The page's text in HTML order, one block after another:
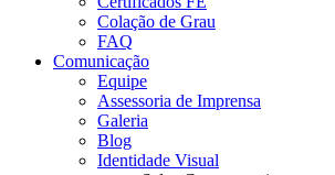
Colação de Grau
FAQ
Comunicação
Equipe
Assessoria de Imprensa
Galeria
Blog
Identidade Visual